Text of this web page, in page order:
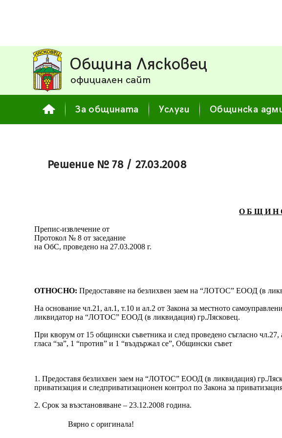
Община Лясковец
официален сайт
За общината Услуги Общинска
Решение № 78 / 27.03.2008
О Б Щ И Н
Препис-извлечение от
Протокол № 8 от заседание
на ОбС, проведено на 27.03.2008 г.
ОТНОСНО:Предоставяне на безлихвен заем на “ЛОТОС” ЕООД (в
На основание чл.21, ал.1, т.10 и ал.2 от Закона за местното
ликвидатор на “ЛОТОС” ЕООД (в ликвидация) гр.Лясковец.
При кворум от 15 общински съветника и след проведено съгласно
гласа “за”, 1 “против” и 1 “въздържал се”, Общински съвет
1. Предоставя безлихвен заем на “ЛОТОС” ЕООД (в ликвидация)
приватизация и следприватизационен контрол по Закона за
2. Срок за възстановяване – 23.12.2008 година.
Вярно с оригинала!